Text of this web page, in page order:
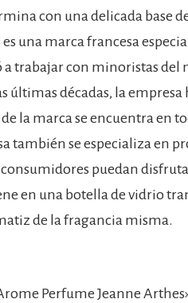
con una delicada base
una marca francesa
a trabajar con minoristas del
últimas décadas, la
la marca se encuentra en
también se especializa en
puedan
en una botella de vidrio
de la fragancia misma.
Perfume Jeanne